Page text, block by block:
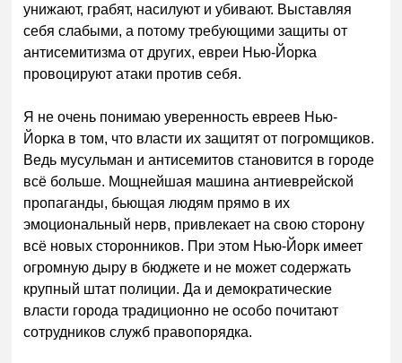
унижают, грабят, насилуют и убивают. Выставляя
себя слабыми, а потому требующими защиты от
антисемитизма от других, евреи Нью-Йорка
провоцируют атаки против себя.
Я не очень понимаю уверенность евреев Нью-
Йорка в том, что власти их защитят от погромщиков.
Ведь мусульман и антисемитов становится в городе
всё больше. Мощнейшая машина антиеврейской
пропаганды, бьющая людям прямо в их
эмоциональный нерв, привлекает на свою сторону
всё новых сторонников. При этом Нью-Йорк имеет
огромную дыру в бюджете и не может содержать
крупный штат полиции. Да и демократические
власти города традиционно не особо почитают
сотрудников служб правопорядка.